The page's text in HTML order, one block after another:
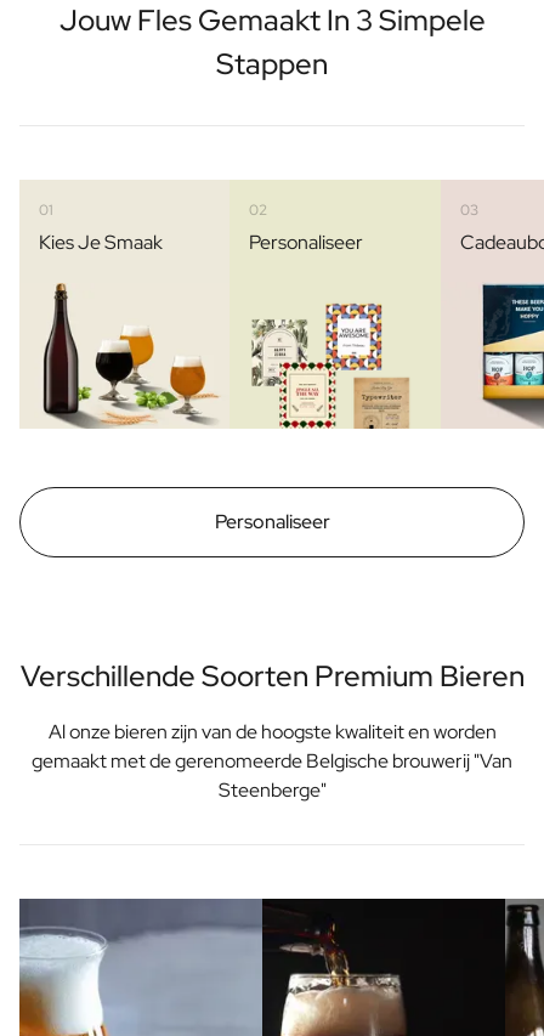
Jouw Fles Gemaakt In 3 Simpele
Stappen
01
Kies Je Smaak
02
Personaliseer
03
Personaliseer
Verschillende Soorten Premium Bieren
Al onze bieren zijn van de hoogste kwaliteit en worden
gemaakt met de gerenomeerde Belgische brouwerij "Van
Steenberge"